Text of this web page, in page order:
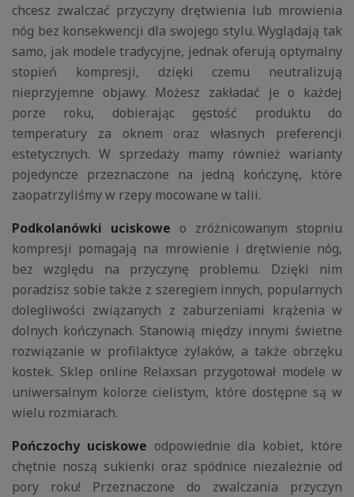
chcesz zwalczać przyczyny drętwienia lub mrowienia
nóg bez konsekwencji dla swojego stylu. Wyglądają tak
samo, jak modele tradycyjne, jednak oferują optymalny
stopień kompresji, dzięki czemu neutralizują
nieprzyjemne objawy. Możesz zakładać je o każdej
porze roku, dobierając gęstość produktu do
temperatury za oknem oraz własnych preferencji
estetycznych. W sprzedaży mamy również warianty
pojedyncze przeznaczone na jedną kończynę, które
zaopatrzyliśmy w rzepy mocowane w talii.
Podkolanówki uciskowe o zróżnicowanym stopniu
kompresji pomagają na mrowienie i drętwienie nóg,
bez względu na przyczynę problemu. Dzięki nim
poradzisz sobie także z szeregiem innych, popularnych
dolegliwości związanych z zaburzeniami krążenia w
dolnych kończynach. Stanowią między innymi świetne
rozwiązanie w profilaktyce żylaków, a także obrzęku
kostek. Sklep online Relaxsan przygotował modele w
uniwersalnym kolorze cielistym, które dostępne są w
wielu rozmiarach.
Pończochy uciskowe odpowiednie dla kobiet, które
chętnie noszą sukienki oraz spódnice niezależnie od
pory roku! Przeznaczone do zwalczania przyczyn